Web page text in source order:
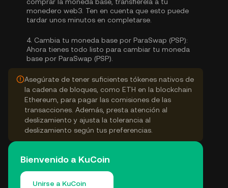
monedero web3. Ten en cuenta que esto puede
tardar unos minutos en completarse.
4. Cambia tu moneda base por ParaSwap (PSP):
Ahora tienes todo listo para cambiar tu moneda
base por ParaSwap (PSP).
Asegúrate de tener suficientes tókenes nativos de
la cadena de bloques, como ETH en la blockchain
Ethereum, para pagar las comisiones de las
transacciones. Además, presta atención al
deslizamiento y ajusta la tolerancia al
deslizamiento según tus preferencias.
Bienvenido a KuCoin
Unirse a KuCoin